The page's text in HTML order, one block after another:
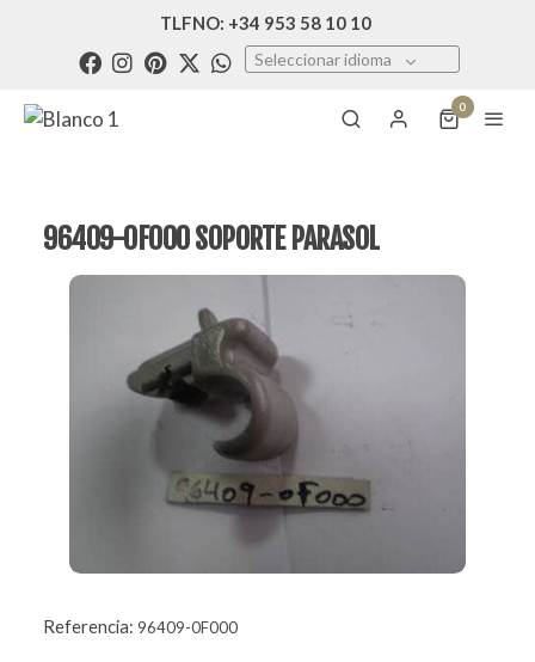
TLFNO: +34 953 58 10 10
Seleccionar idioma
0
96409-0F000 SOPORTE PARASOL
Referencia: 96409-0F000